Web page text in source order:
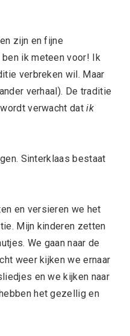
zijn en fijne
ik meteen voor! Ik
verbreken wil. Maar
verhaal). De traditie
verwacht datik
Sinterklaas bestaat
en versieren we het
Mijn kinderen zetten
We gaan naar de
weer kijken we ernaar
en we kijken naar
het gezellig en